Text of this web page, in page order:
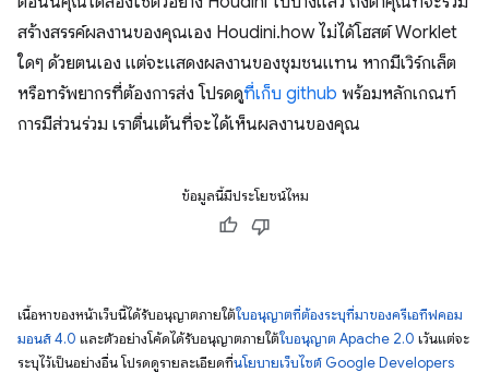
สร้างสรรค์ผลงานของคุณเอง Houdini.how ไม่ได้โฮสต์ Worklet
ใดๆ ด้วยตนเอง แต่จะแสดงผลงานของชุมชนแทน หากมีเวิร์กเล็ต
หรือทรัพยากรที่ต้องการส่ง โปรดดูที่เก็บ github พร้อมหลักเกณฑ์
การมีส่วนร่วม เราตื่นเต้นที่จะได้เห็นผลงานของคุณ
ข้อมูลนี้มีประโยชน์ไหม
เนื้อหาของหน้าเว็บนี้ได้รับอนุญาตภายใต้ใบอนุญาตที่ต้องระบุที่มาของครีเอทีฟคอม
มอนส์ 4.0 และตัวอย่างโค้ดได้รับอนุญาตภายใต้ใบอนุญาต Apache 2.0 เว้นแต่จะ
ระบุไว้เป็นอย่างอื่น โปรดดูรายละเอียดที่นโยบายเว็บไซต์ Google Developers